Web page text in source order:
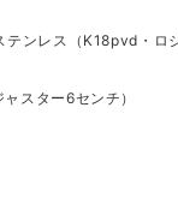
ンレス（K18pvd・ロ
スター6センチ）